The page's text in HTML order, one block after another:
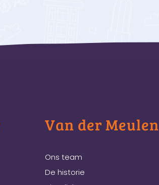
Van der Meulen
Ons team
De historie